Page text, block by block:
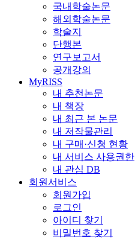
국내학술논문
해외학술논문
학술지
단행본
연구보고서
공개강의
MyRISS
내 추천논문
내 책장
내 최근 본 논문
내 저작물관리
내 구매·신청 현황
내 서비스 사용권한
내 관심 DB
회원서비스
회원가입
로그인
아이디 찾기
비밀번호 찾기